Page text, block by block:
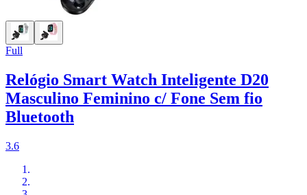
Full
Relógio Smart Watch Inteligente D20
Masculino Feminino c/ Fone Sem fio
Bluetooth
3.6